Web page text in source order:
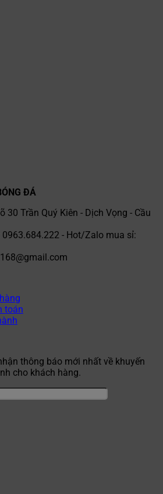
ĐÁ
30 Trần Quý Kiên - Dịch Vọng - Cầu
- Hot/Zalo mua sỉ:
toán
thông báo mới nhất về khuyến
cho khách hàng.